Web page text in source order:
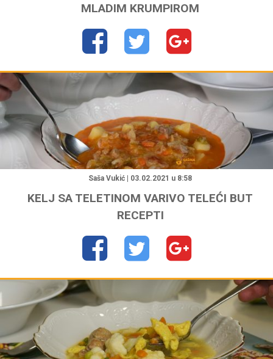
MLADIM KRUMPIROM
"
Saša Vukić | 03.02.2021 u 8:58
KELJ SA TELETINOM VARIVO TELEĆI BUT
RECEPTI